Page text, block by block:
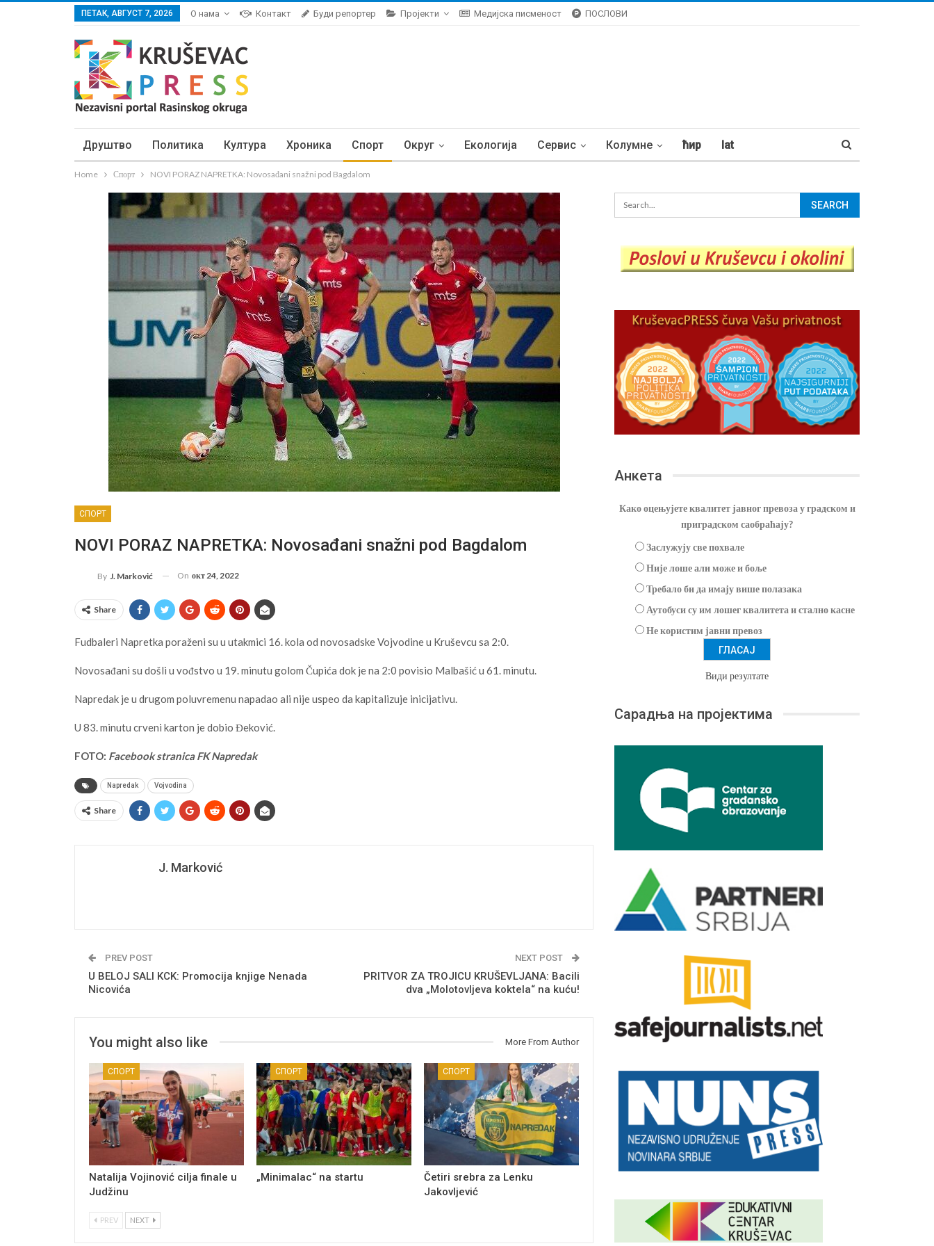
ПЕТАК, АВГУСТ 7, 2026 О нама Контакт Буди репортер Пројекти Медијска писменост ПОСЛОВИ
Друштво Политика Култура Хроника Спорт Округ Екологија Сервис Колумне ћир lat
Home Спорт NOVI PORAZ NAPRETKA: Novosađani snažni pod Bagdalom
СПОРТ
NOVI PORAZ NAPRETKA: Novosađani snažni pod Bagdalom
By J. Marković On окт 24, 2022
Share
Fudbaleri Napretka poraženi su u utakmici 16. kola od novosadske Vojvodine u Kruševcu sa 2:0.
Novosađani su došli u vođstvo u 19. minutu golom Čupića dok je na 2:0 povisio Malbašić u 61. minutu.
Napredak je u drugom poluvremenu napadao ali nije uspeo da kapitalizuje inicijativu.
U 83. minutu crveni karton je dobio Đeković.
FOTO: Facebook stranica FK Napredak
Napredak Vojvodina
Share
J. Marković
PREV POST
U BELOJ SALI KCK: Promocija knjige Nenada
Nicovića
NEXT POST
PRITVOR ZA TROJICU KRUŠEVLJANA: Bacili
dva „Molotovljeva koktela“ na kuću!
You might also like More From Author
СПОРТ
Natalija Vojinović cilja finale u
Judžinu
СПОРТ
„Minimalac“ na startu
СПОРТ
Četiri srebra za Lenku
Jakovljević
PREV NEXT
Анкета
Како оцењујете квалитет јавног превоза у градском и
приградском саобраћају?
Заслужују све похвале
Није лоше али може и боље
Требало би да имају више полазака
Аутобуси су им лошег квалитета и стално касне
Не користим јавни превоз
Види резултате
Сарадња на пројектима